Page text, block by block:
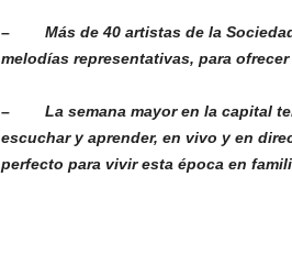
– Más de 40 artistas de la
melodías representativas, para
– La semana mayor en la capital
escuchar y aprender, en vivo y en
perfecto para vivir esta época en